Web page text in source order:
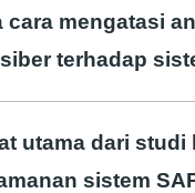
jika melintasi
tidak aman. Ini
cara mengatasi
terhadap
siber
proaktif,
kecerdasan
utama dari studi
sistem